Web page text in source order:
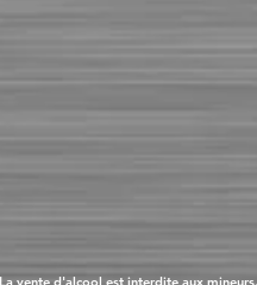
vente d'alcool est interdite aux mineurs.